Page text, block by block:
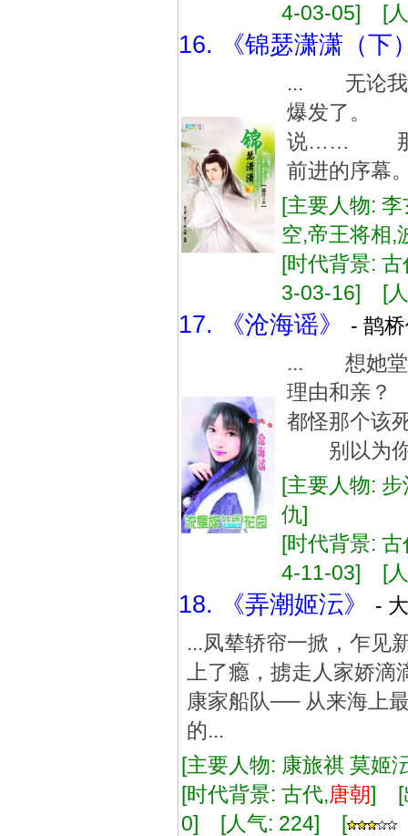
4-03-05] [
16. 《锦瑟潇潇（下
... 无论我
爆发了。
说…… 那个
前进的序
[主要人物:
空,帝王将
[时代背景: 古
3-03-16] [
17. 《沧海谣》
- 鹊
... 想她堂
理由和亲
都怪那个该
别以为你
[主要人物:
仇]
[时代背景: 古
4-11-03] [
18. 《弄潮姬沄》
-
...凤辇轿帘一掀，乍见
上了瘾，掳走人家娇
康家船队── 从来海上
的...
[主要人物: 康旅祺 莫
[时代背景: 古代,唐朝] [
0] [人气: 224] [